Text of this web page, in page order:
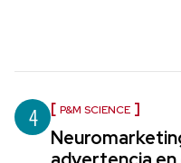
4 P&M SCIENCE